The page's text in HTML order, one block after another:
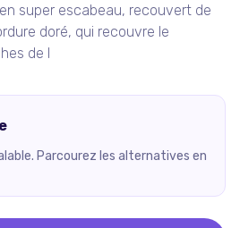
super escabeau, recouvert de
doré, qui recouvre le
de l
Parcourez les alternatives en